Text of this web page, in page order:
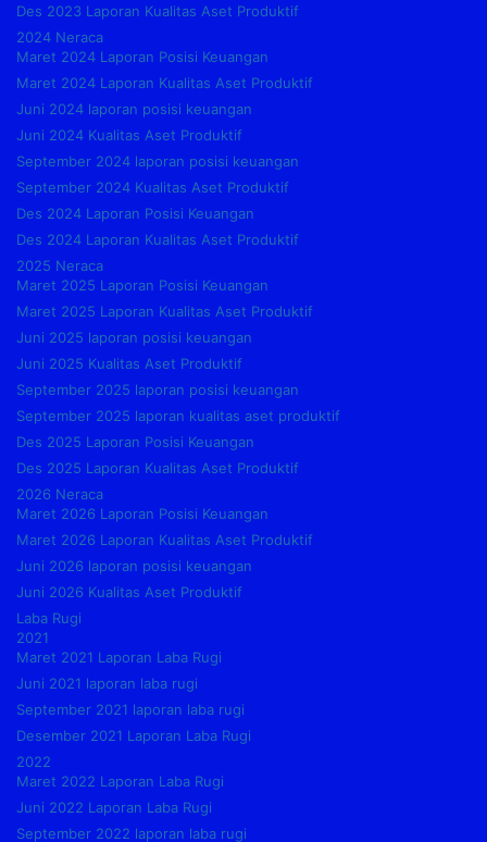
Des 2023 Laporan Kualitas Aset Produktif
2024 Neraca
Maret 2024 Laporan Posisi Keuangan
Maret 2024 Laporan Kualitas Aset Produktif
Juni 2024 laporan posisi keuangan
Juni 2024 Kualitas Aset Produktif
September 2024 laporan posisi keuangan
September 2024 Kualitas Aset Produktif
Des 2024 Laporan Posisi Keuangan
Des 2024 Laporan Kualitas Aset Produktif
2025 Neraca
Maret 2025 Laporan Posisi Keuangan
Maret 2025 Laporan Kualitas Aset Produktif
Juni 2025 laporan posisi keuangan
Juni 2025 Kualitas Aset Produktif
September 2025 laporan posisi keuangan
September 2025 laporan kualitas aset produktif
Des 2025 Laporan Posisi Keuangan
Des 2025 Laporan Kualitas Aset Produktif
2026 Neraca
Maret 2026 Laporan Posisi Keuangan
Maret 2026 Laporan Kualitas Aset Produktif
Juni 2026 laporan posisi keuangan
Juni 2026 Kualitas Aset Produktif
Laba Rugi
2021
Maret 2021 Laporan Laba Rugi
Juni 2021 laporan laba rugi
September 2021 laporan laba rugi
Desember 2021 Laporan Laba Rugi
2022
Maret 2022 Laporan Laba Rugi
Juni 2022 Laporan Laba Rugi
September 2022 laporan laba rugi